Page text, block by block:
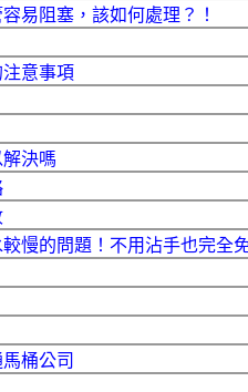
易阻塞，該如何處理？！
意事項
決嗎
慢的問題！不用沾手也完全
桶公司